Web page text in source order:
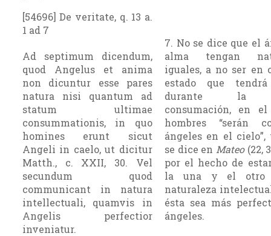
[54696] De veritate, q. 13 a.
1 ad 7
Ad septimum dicendum,
quod Angelus et anima
non dicuntur esse pares
natura nisi quantum ad
statum ultimae
consummationis, in quo
homines erunt sicut
Angeli in caelo, ut dicitur
Matth., c. XXII, 30. Vel
secundum quod
communicant in natura
intellectuali, quamvis in
Angelis perfectior
inveniatur.
7. No se dice que el
alma tengan
iguales, a no ser en
estado que
durante la
consumación, en
hombres “serán
ángeles en el
se dice en Mateo(22,
por el hecho de
la una y el otro
naturaleza
ésta sea más
ángeles.